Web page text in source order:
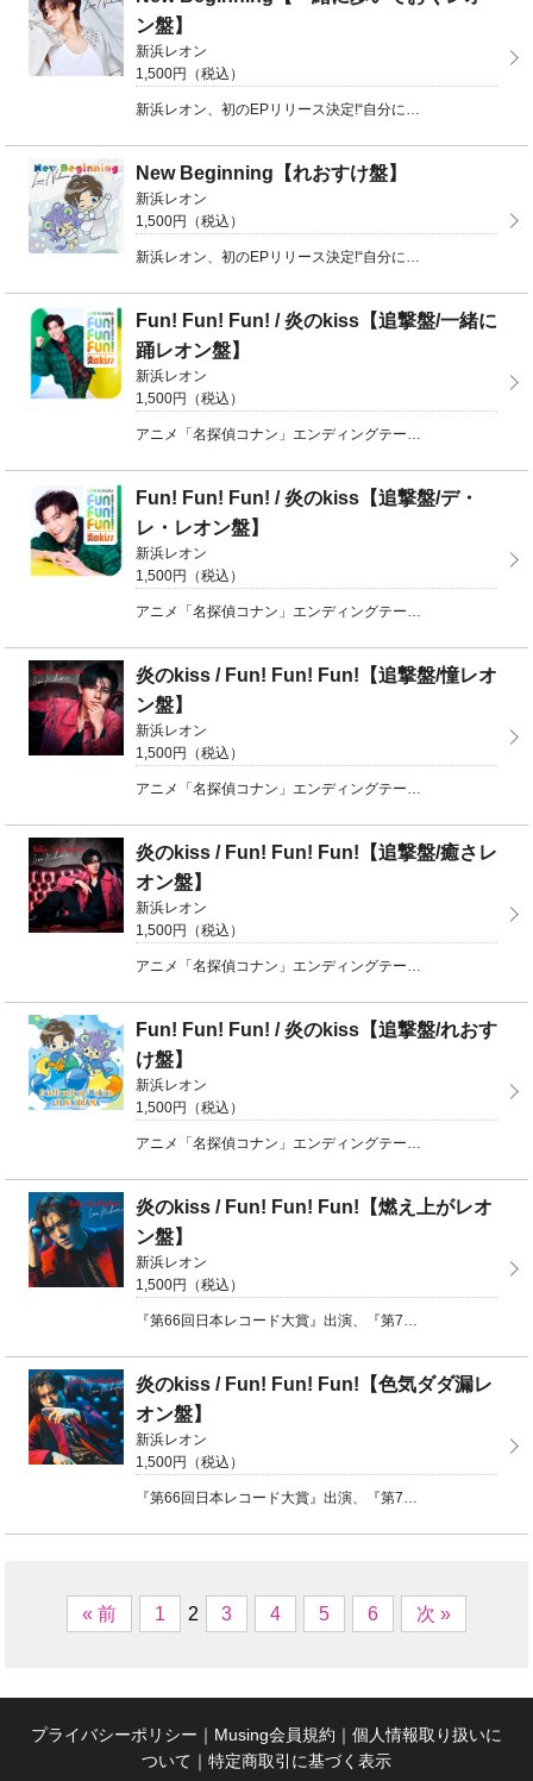
ン盤】
新浜レオン
1,500円（税込）
新浜レオン、初のEPリリース決定!“自分にしかできない唯一無二の新たな挑戦へと踏み出す”自身の強い決 ...
New Beginning【れおすけ盤】
新浜レオン
1,500円（税込）
新浜レオン、初のEPリリース決定!“自分にしかできない唯一無二の新たな挑戦へと踏み出す”自身の強い決 ...
Fun! Fun! Fun! / 炎のkiss【追撃盤/一緒に
踊レオン盤】
新浜レオン
1,500円（税込）
アニメ「名探偵コナン」エンディングテーマとして大好評オンエア中の「Fun! Fun! Fun!」と木 ...
Fun! Fun! Fun! / 炎のkiss【追撃盤/デ・
レ・レオン盤】
新浜レオン
1,500円（税込）
アニメ「名探偵コナン」エンディングテーマとして大好評オンエア中の「Fun! Fun! Fun!」と木 ...
炎のkiss / Fun! Fun! Fun!【追撃盤/憧レオ
ン盤】
新浜レオン
1,500円（税込）
アニメ「名探偵コナン」エンディングテーマとして大好評オンエア中の「Fun! Fun! Fun!」と木 ...
炎のkiss / Fun! Fun! Fun!【追撃盤/癒さレ
オン盤】
新浜レオン
1,500円（税込）
アニメ「名探偵コナン」エンディングテーマとして大好評オンエア中の「Fun! Fun! Fun!」と木 ...
Fun! Fun! Fun! / 炎のkiss【追撃盤/れおす
け盤】
新浜レオン
1,500円（税込）
アニメ「名探偵コナン」エンディングテーマとして大好評オンエア中の「Fun! Fun! Fun!」と木 ...
炎のkiss / Fun! Fun! Fun!【燃え上がレオ
ン盤】
新浜レオン
1,500円（税込）
『第66回日本レコード大賞』出演、『第75回NHK紅白歌合戦』初出場!オリコン週間 演歌・歌謡シング ...
炎のkiss / Fun! Fun! Fun!【色気ダダ漏レ
オン盤】
新浜レオン
1,500円（税込）
『第66回日本レコード大賞』出演、『第75回NHK紅白歌合戦』初出場!オリコン週間 演歌・歌謡シング ...
« 前 1 2 3 4 5 6 次 »
プライバシーポリシー ｜ Musing会員規約 ｜ 個人情報取り扱いに
ついて ｜ 特定商取引に基づく表示